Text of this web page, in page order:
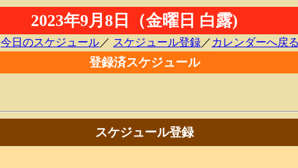
2023年9月8日（金曜日 白露)
今日のスケジュール ／ スケジュール登録 ／ カレンダーへ戻る
登録済スケジュール
スケジュール登録